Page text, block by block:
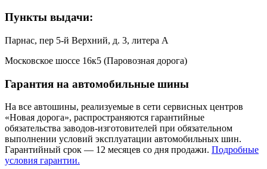
Пункты выдачи:
Парнас, пер 5-й Верхний, д. 3, литера А
Московское шоссе 16к5 (Паровозная дорога)
Гарантия на автомобильные шины
На все автошины, реализуемые в сети сервисных центров
«Новая дорога», распространяются гарантийные
обязательства заводов-изготовителей при обязательном
выполнении условий эксплуатации автомобильных шин.
Гарантийный срок — 12 месяцев со дня продажи. Подробные
условия гарантии.